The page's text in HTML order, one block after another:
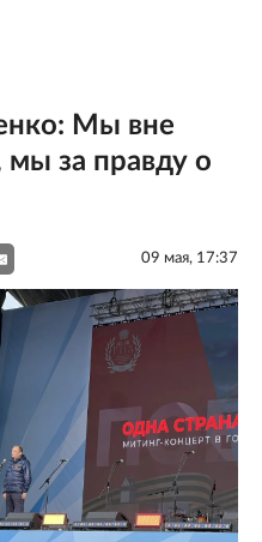
Мы вне
мы за правду о
09 мая, 17:37